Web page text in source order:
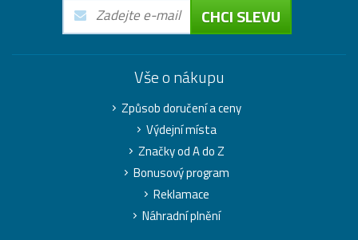
CHCI SLEVU
Vše o nákupu
Způsob doručení a ceny
Výdejní místa
Značky od A do Z
Bonusový program
Reklamace
Náhradní plnění